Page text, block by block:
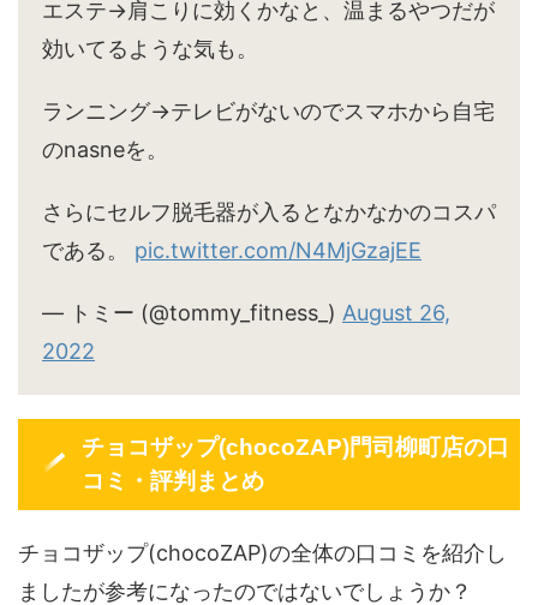
エステ→肩こりに効くかなと、温まるやつだが
効いてるような気も。
ランニング→テレビがないのでスマホから自宅
のnasneを。
さらにセルフ脱毛器が入るとなかなかのコスパ
である。 pic.twitter.com/N4MjGzajEE
— トミー (@tommy_fitness_) August 26,
2022
チョコザップ(chocoZAP)門司柳町店の口
コミ・評判まとめ
チョコザップ(chocoZAP)の全体の口コミを紹介し
ましたが参考になったのではないでしょうか？